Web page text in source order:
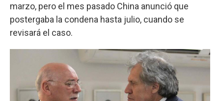
marzo, pero el mes pasado China anunció que
postergaba la condena hasta julio, cuando se
revisará el caso.